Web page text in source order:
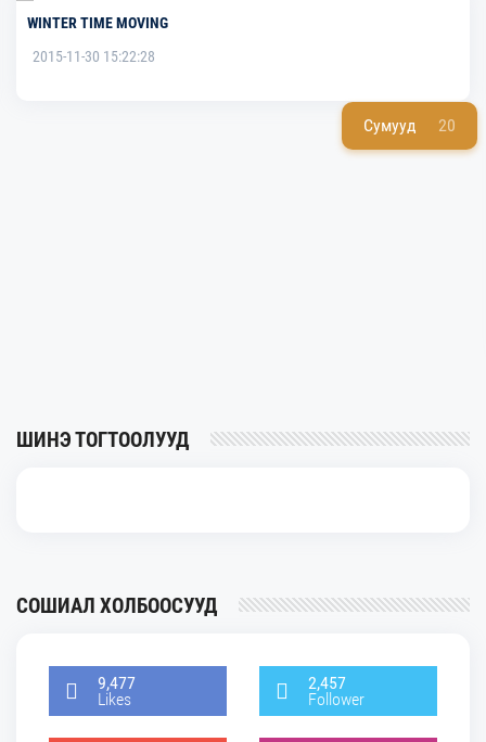
Сумууд 20
WINTER TIME MOVING
2015-11-30 15:22:28
ШИНЭ ТОГТООЛУУД
СОШИАЛ ХОЛБООСУУД
9,477
Likes
2,457
Follower